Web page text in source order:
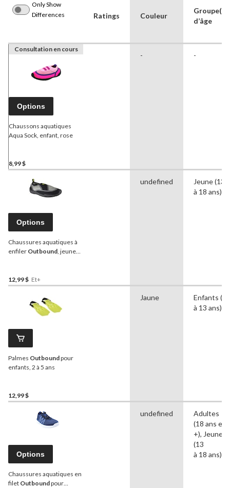
Only Show
Differences
Ratings Couleur
Groupe(s)
d’âge
Consultation en cours
Options
Chaussons aquatiques
Aqua Sock, enfant, rose
8,99 $
- -
Options
Chaussures aquatiques à
enfiler Outbound, jeunes,
12,99 $ Et+
undefined
Jeune (13
à 18 ans)
Palmes Outboundpour
enfants, 2 à 5 ans
12,99 $
Jaune
Enfants (5
à 13 ans)
Options
Chaussures aquatiques en
filet Outboundpour
undefined
Adultes
(18 ans et
+), Jeune
(13
à 18 ans)